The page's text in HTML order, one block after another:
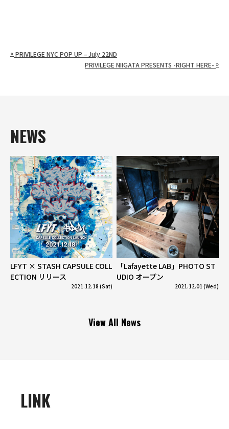
« PRIVILEGE NYC POP UP – July 22ND
PRIVILEGE NIIGATA PRESENTS -RIGHT HERE- »
NEWS
LFYT × STASH CAPSULE COLL
ECTION リリース
2021.12.18 (Sat)
「Lafayette LAB」PHOTO ST
UDIO オープン
2021.12.01 (Wed)
View All News
LINK